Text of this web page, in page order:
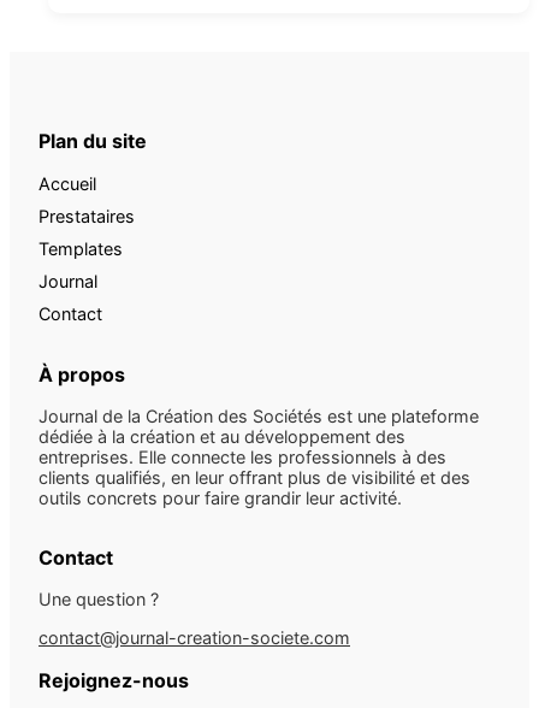
Plan du site
Accueil
Prestataires
Templates
Journal
Contact
À propos
Journal de la Création des Sociétés est une plateforme
dédiée à la création et au développement des
entreprises. Elle connecte les professionnels à des
clients qualifiés, en leur offrant plus de visibilité et des
outils concrets pour faire grandir leur activité.
Contact
Une question ?
contact@journal-creation-societe.com
Rejoignez-nous